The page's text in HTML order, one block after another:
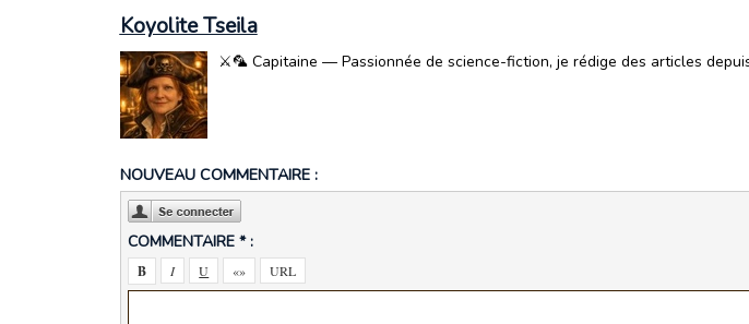
Koyolite Tseila
⚔️🦜 Capitaine — Passionnée de science-fiction, je rédige des articles
NOUVEAU COMMENTAIRE :
COMMENTAIRE * :